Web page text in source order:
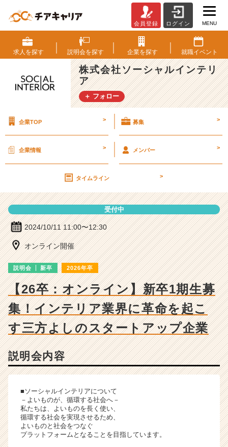
式
会
社
ソ
ー
シ
ャ
ン
ア
の
細
ン
チ
ー・
成
長
企
ウ
ト
が
届
く
会員登録 ログイン MENU
求人を探す 説明会を探す 企業を探す 就職イベント
株式会社ソーシャルインテリ
ア
＋ フォロー
企業TOP > 募集 >
企業情報 > メンバー >
タイムライン >
受付中
2024/10/11 11:00〜12:30
オンライン開催
説明会 新卒 2026年卒
【26卒：オンライン】新卒1期生募
集！インテリア業界に革命を起こ
す三方よしのスタートアップ企業
説明会内容
■ソーシャルインテリアについて
－よいものが、循環する社会へ－
私たちは、よいものを長く使い、
循環する社会を実現させるため、
よいものと社会をつなぐ
プラットフォームとなることを目指しています。